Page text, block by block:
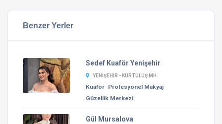
Benzer Yerler
Sedef Kuaför Yenişehir
YENIŞEHIR - KURTULUŞ MH.
Kuaför Profesyonel Makyaj
Güzellik Merkezi
Gül Mursalova